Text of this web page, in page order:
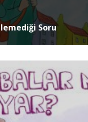
Soru